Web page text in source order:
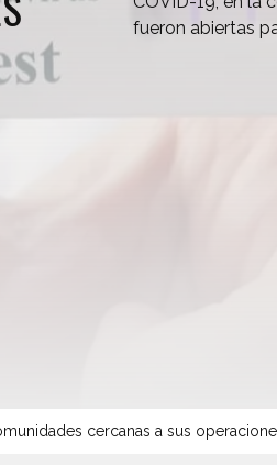
fueron abiertas
cercanas a sus